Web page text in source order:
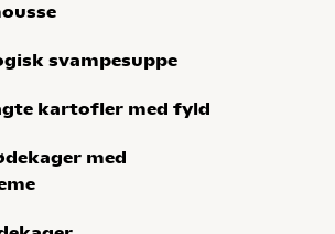
svampesuppe
kartofler med fyld
med